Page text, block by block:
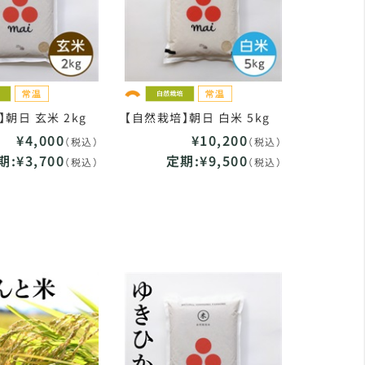
朝日 玄米 2kg
¥4,000（税込）
:¥3,700（税込）
【自然栽培】朝日 白米 5kg
¥10,200（税込）
定期:¥9,500（税込）